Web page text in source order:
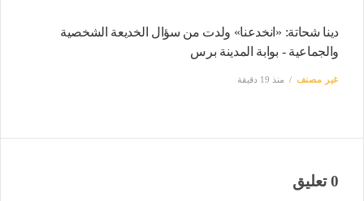
دينا شحاتة: «انخدعنا» ولدت من سؤال الخديعة الشخصية
والجماعية - بوابة المدينة برس
غير مصنف منذ 19 دقيقة
0 تعليق